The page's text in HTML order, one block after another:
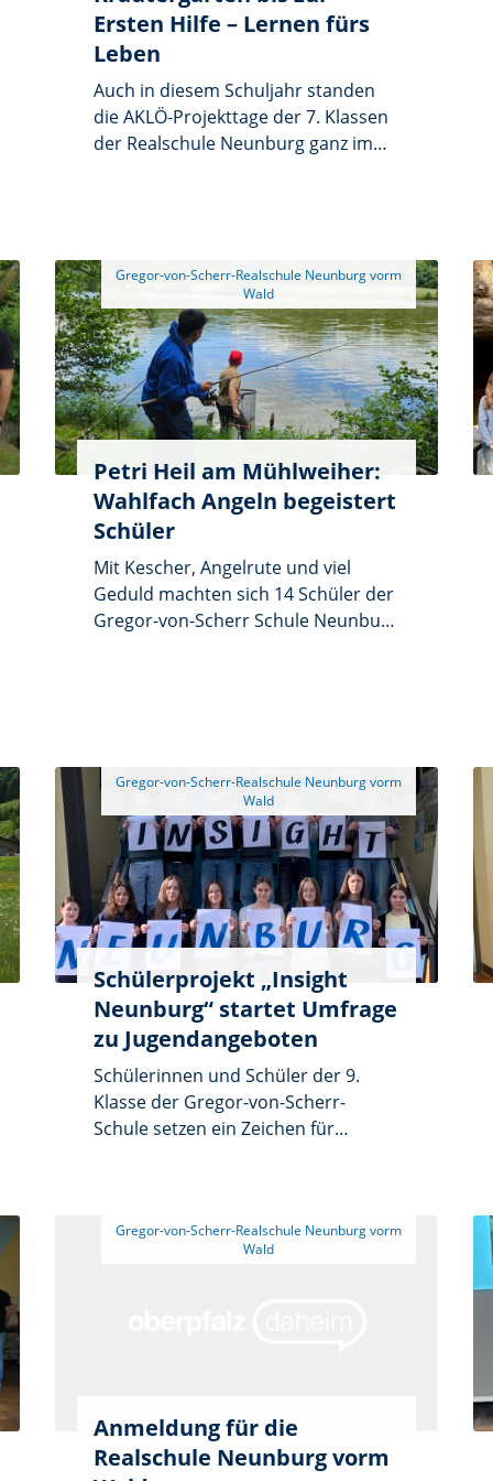
ins Detail wider und verlieh der Feier
einen ganz besonderen Rahmen.
Ersten Hilfe – Lernen fürs
Leben
Auch in diesem Schuljahr standen
die AKLÖ-Projekttage der 7. Klassen
der Realschule Neunburg ganz im
und Schüler ein vielseitiges,
abwechslungsreiches Programm,
das zentrale Lebensbereiche
greifbar und praxisorientiert
erlebbar machte.
Petri Heil am Mühlweiher:
Wahlfach Angeln begeistert
Schüler
Mit Kescher, Angelrute und viel
Geduld machten sich 14 Schüler der
Gregor-von-Scherr Schule Neunburg
Schülerprojekt „Insight
Neunburg“ startet Umfrage
zu Jugendangeboten
Schülerinnen und Schüler der 9.
Klasse der Gregor-von-Scherr-
Schule setzen ein Zeichen für
Freizeitsituation und Wünsche von
Jugendlichen im Alter von 14 bis 18
Jugendliche dieser Altersgruppe
rund um Neunburg von
Oberviechtach bis Bruck an der
Anmeldung für die
Realschule Neunburg vorm